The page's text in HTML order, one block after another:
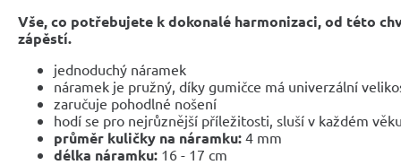
Vše, co potřebujete k dokonalé harmonizaci, od této
zápěstí.
jednoduchý náramek
náramek je pružný, díky gumičce má univerzální
zaručuje pohodlné nošení
hodí se pro nejrůznější příležitosti, sluší v každém
průměr kuličky na náramku: 4 mm
délka náramku: 16 - 17 cm